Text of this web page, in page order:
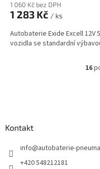
1 060 Kč bez DPH
1 283 Kč / ks
Autobaterie Exide Excell 12V
vozidla se standardní
16
Kontakt
info@autobaterie-
+420 548212181